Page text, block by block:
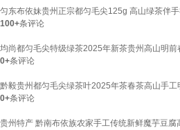
匀东布依妹贵州正宗都匀毛尖125g 高山绿茶伴
100+条评论
均尚都匀毛尖特级绿茶2025年新茶贵州高山明
0+条评论
黔毅贵州都匀毛尖绿茶叶2025年茶春茶高山手
0+条评论
贵州特产 黔南布依族农家手工传统新鲜魔芋豆